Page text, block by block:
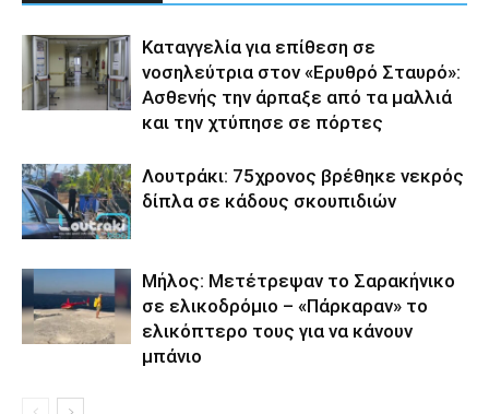
Καταγγελία για επίθεση σε
νοσηλεύτρια στον «Ερυθρό Σταυρό»:
Ασθενής την άρπαξε από τα μαλλιά
και την χτύπησε σε πόρτες
Λουτράκι: 75χρονος βρέθηκε νεκρός
δίπλα σε κάδους σκουπιδιών
Μήλος: Μετέτρεψαν το Σαρακήνικο
σε ελικοδρόμιο – «Πάρκαραν» το
ελικόπτερο τους για να κάνουν
μπάνιο